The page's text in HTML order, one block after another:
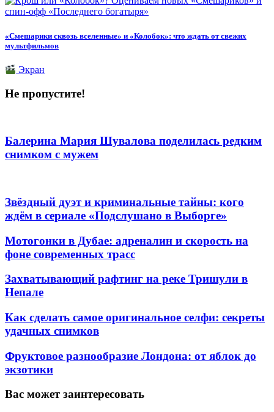
«Смешарики сквозь вселенные» и «Колобок»: что ждать от свежих
мультфильмов
Экран
Не пропустите!
Балерина Мария Шувалова поделилась редким
снимком с мужем
Звёздный дуэт и криминальные тайны: кого
ждём в сериале «Подслушано в Выборге»
Мотогонки в Дубае: адреналин и скорость на
фоне современных трасс
Захватывающий рафтинг на реке Тришули в
Непале
Как сделать самое оригинальное селфи: секреты
удачных снимков
Фруктовое разнообразие Лондона: от яблок до
экзотики
Вас может заинтересовать